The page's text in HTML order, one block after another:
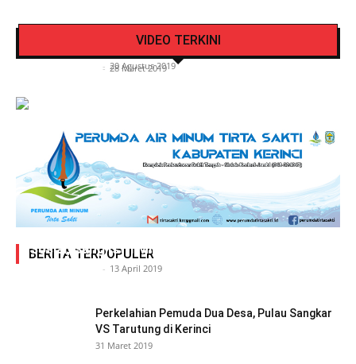
VIDEO TERKINI
Video Detik Evakuasi Jasad Iglesias di Gunung
- 20 Agustus 2019
Lantas Polres Kerinci Beri Pengendara Segelas
- 28 Maret 2019
BERITA TERPOPULER
Adegan Ranjang Dua Kadis, Perhubungan Vs
Sosial, Sang Istri Miliki Bukti Video Mesum Hot
- 13 April 2019
Perkelahian Pemuda Dua Desa, Pulau Sangkar
VS Tarutung di Kerinci
31 Maret 2019